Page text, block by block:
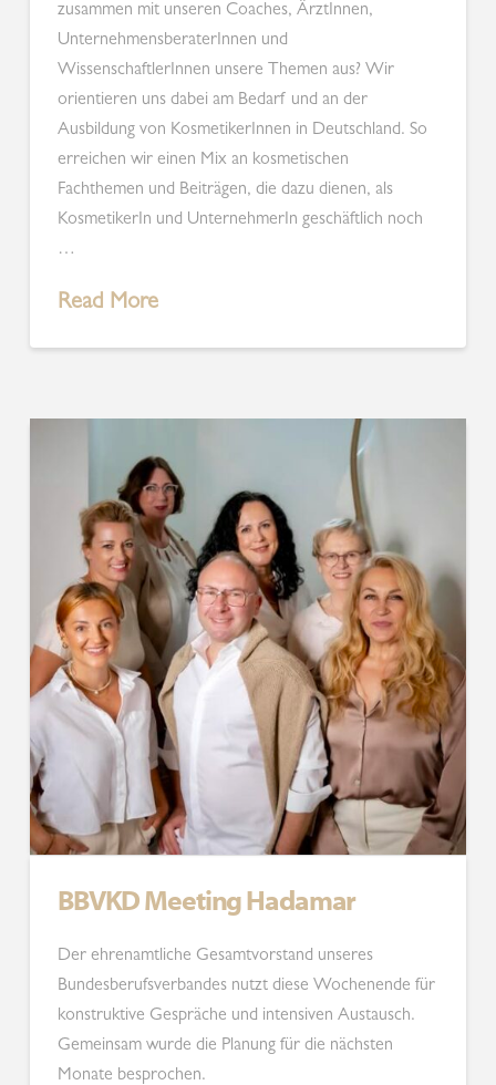
zusammen mit unseren Coaches, ÄrztInnen,
UnternehmensberaterInnen und
WissenschaftlerInnen unsere Themen aus? Wir
orientieren uns dabei am Bedarf und an der
Ausbildung von KosmetikerInnen in Deutschland. So
erreichen wir einen Mix an kosmetischen
Fachthemen und Beiträgen, die dazu dienen, als
KosmetikerIn und UnternehmerIn geschäftlich noch
…
Read More
BBVKD Meeting Hadamar
Der ehrenamtliche Gesamtvorstand unseres
Bundesberufsverbandes nutzt diese Wochenende für
konstruktive Gespräche und intensiven Austausch.
Gemeinsam wurde die Planung für die nächsten
Monate besprochen.